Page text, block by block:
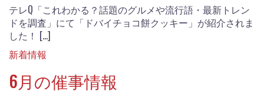
テレQ「これわかる？話題のグルメや流行語・最新トレン
ドを調査」にて「ドバイチョコ餅クッキー」が紹介されま
した！ […]
新着情報
6月の催事情報